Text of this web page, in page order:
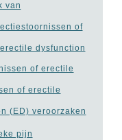
van
of
dysfunction
of erectile
of erectile
(ED) veroorzaken
pijn